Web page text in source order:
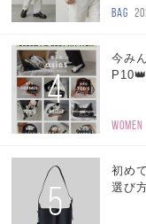
BAG
4
今み
P10👑
WOMEN
5
初め
選び